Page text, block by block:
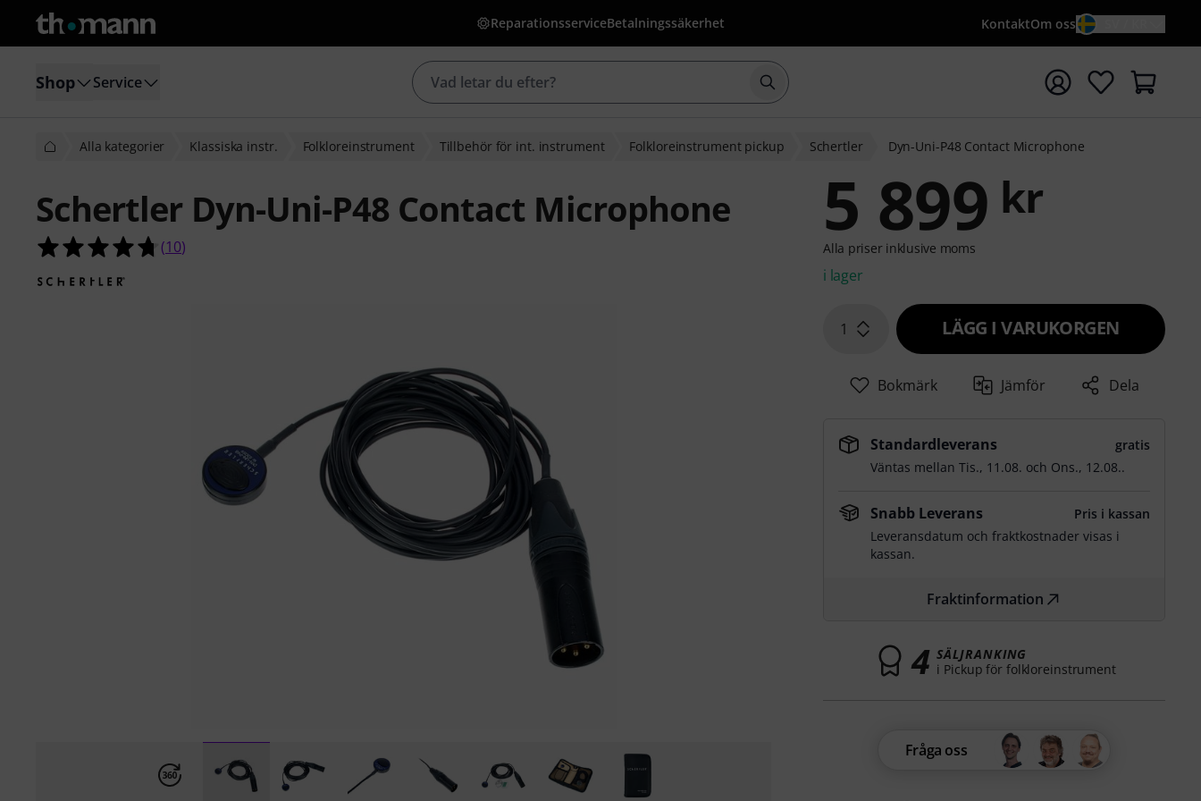
ReparationsserviceBetalningssäkerhet KontaktOm oss
Shop Service Börja sökningen med söktermen {searchTerm}
Alla kategorier Klassiska instr. Folkloreinstrument Tillbehör för int. instrument Folkloreinstrument pickup Schertler Dyn-Uni-P48 Contact Microphone
Schertler Dyn-Uni-P48 Contact Microphone
4.7 av 5 stjärnor från 10 kundbetyg
(10) 5 899 kr
Alla priser inklusive moms
i lager
1 LÄGG I VARUKORGEN
Bokmärk Jämför Dela
Standardleverans
gratis
Väntas mellanTis., 11.08. och Ons., 12.08..
Snabb Leverans
Pris i kassan
Leveransdatum och fraktkostnader visas i
kassan.
Fraktinformation
4 SÄLJRANKING
i Pickup för folkloreinstrument
Fråga oss